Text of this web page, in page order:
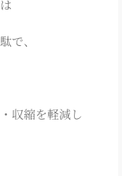
で、
収縮を軽減し